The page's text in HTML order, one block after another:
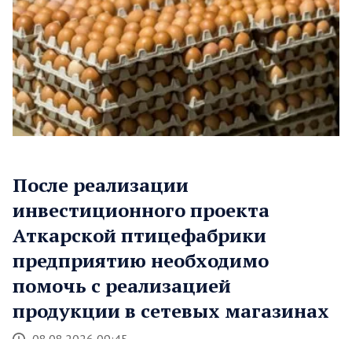
После реализации
инвестиционного проекта
Аткарской птицефабрики
предприятию необходимо
помочь с реализацией
продукции в сетевых магазинах